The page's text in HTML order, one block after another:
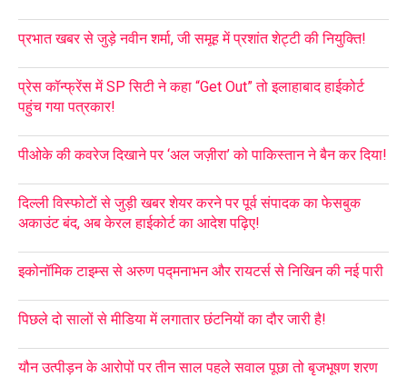
प्रभात खबर से जुड़े नवीन शर्मा, जी समूह में प्रशांत शेट्टी की नियुक्ति!
प्रेस कॉन्फ्रेंस में SP सिटी ने कहा “Get Out” तो इलाहाबाद हाईकोर्ट
पहुंच गया पत्रकार!
पीओके की कवरेज दिखाने पर ‘अल जज़ीरा’ को पाकिस्तान ने बैन कर दिया!
दिल्ली विस्फोटों से जुड़ी खबर शेयर करने पर पूर्व संपादक का फेसबुक
अकाउंट बंद, अब केरल हाईकोर्ट का आदेश पढ़िए!
इकोनॉमिक टाइम्स से अरुण पद्मनाभन और रायटर्स से निखिन की नई पारी
पिछले दो सालों से मीडिया में लगातार छंटनियों का दौर जारी है!
यौन उत्पीड़न के आरोपों पर तीन साल पहले सवाल पूछा तो बृजभूषण शरण